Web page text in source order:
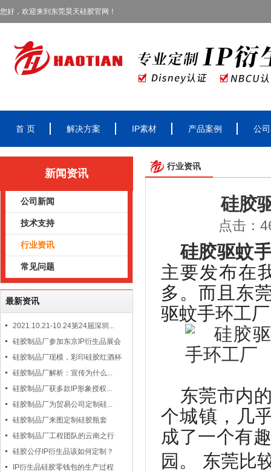
您好，欢迎来到东莞昊天硅胶官网！
首 页 解决方案 IP素材 产品案例 公
新闻资讯
公司新闻
技术支持
行业资讯
常见问题
最新资讯
2021.10.21-10.24第24届深圳...
硅胶制品厂参加东京IP衍生品展会
硅胶制品厂现模，彩印硅胶红酒杯
硅胶制品厂解析：宣传为什么...
硅胶制品厂获多款IP形象授权...
硅胶制品厂为贸易公司定制硅...
硅胶制品厂来图定制硅胶瓶套
硅胶制品厂工程团队的云南之行
硅胶公仔IP衍生品该如何定制？
IP衍生品硅胶零钱包的生产过程
行业资讯
硅胶
点击：
硅胶驱蚊
主要发布在
多。而且东
驱蚊手环工
东莞市内
个城镇，几
成了一个有
园。
东莞比